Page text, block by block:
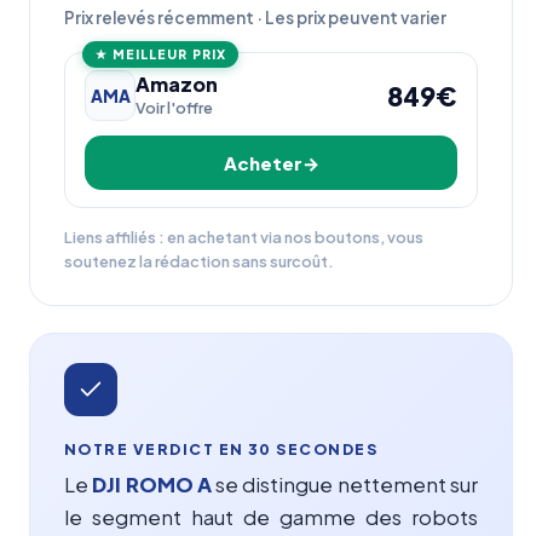
Prix relevés récemment · Les prix peuvent varier
★ MEILLEUR PRIX
AMA Amazon
Voir l'offre 849€
Acheter
Liens affiliés : en achetant via nos boutons, vous
soutenez la rédaction sans surcoût.
NOTRE VERDICT EN 30 SECONDES
Le DJI ROMO Ase distingue nettement sur
le segment haut de gamme des robots